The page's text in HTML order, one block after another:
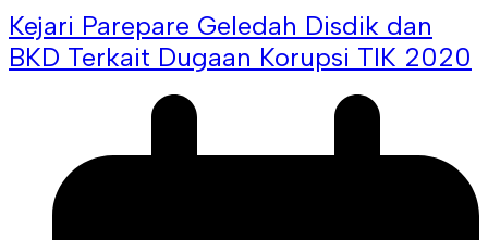
Kejari Parepare Geledah Disdik dan
BKD Terkait Dugaan Korupsi TIK 2020